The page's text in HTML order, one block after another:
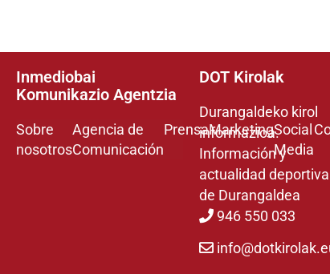
Inmediobai
Komunikazio Agentzia
Sobre
nosotros
Agencia de
Comunicación
PrensaMarketingSocial
Media
DOT Kirolak
Durangaldeko kirol
informazioa.
Información y
actualidad deportiva
de Durangaldea
946 550 033